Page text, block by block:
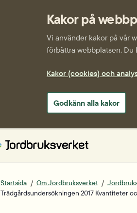
Kakor på
Vi använder kakor på vår
förbättra webbplatsen. Du
Kakor (cookies) och
Godkänn alla kakor
Startsida Om Jordbruksverket
Trädgårds­undersökningen 2017 Kvantiteter